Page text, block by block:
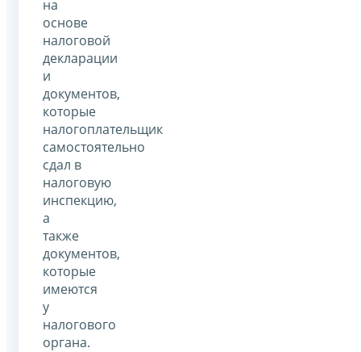
на
основе
налоговой
декларации
и
документов,
которые
налогоплательщик
самостоятельно
сдал в
налоговую
инспекцию,
а
также
документов,
которые
имеются
у
налогового
органа.